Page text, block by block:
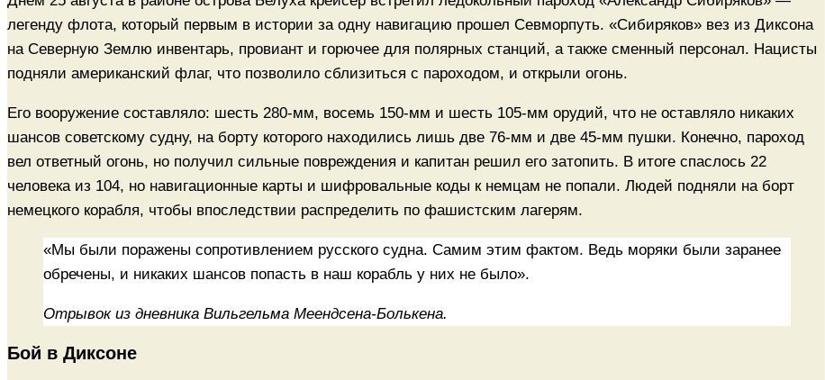
легенду флота, который первым в истории за одну навигацию прошел Севморпуть. «Сибиряков» вез из Диксона
на Северную Землю инвентарь, провиант и горючее для полярных станций, а также сменный персонал. Нацисты
подняли американский флаг, что позволило сблизиться с пароходом, и открыли огонь.
Его вооружение составляло: шесть 280-мм, восемь 150-мм и шесть 105-мм орудий, что не оставляло никаких
шансов советскому судну, на борту которого находились лишь две 76-мм и две 45-мм пушки. Конечно, пароход
вел ответный огонь, но получил сильные повреждения и капитан решил его затопить. В итоге спаслось 22
человека из 104, но навигационные карты и шифровальные коды к немцам не попали. Людей подняли на борт
немецкого корабля, чтобы впоследствии распределить по фашистским лагерям.
«Мы были поражены сопротивлением русского судна. Самим этим фактом. Ведь моряки были заранее
обречены, и никаких шансов попасть в наш корабль у них не было».
Отрывок из дневника Вильгельма Меендсена-Болькена.
Бой в Диксоне